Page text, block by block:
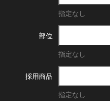
指定なし
部位
指定なし
採用商品
指定なし